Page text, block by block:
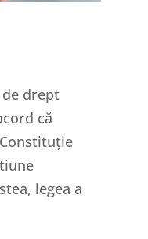
drept
că
legea a